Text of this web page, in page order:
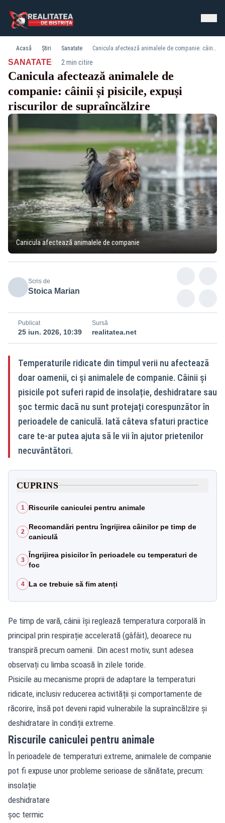
Acasă Știri Sanatate Canicula afectează animalele de companie: câinii și pisicile, expuși riscurilor de supraîncălzire
SANATATE· 2 min citire
Canicula afectează animalele de
companie: câinii și pisicile, expuși
riscurilor de supraîncălzire
Canicula afectează animalele de companie
Scris de
Stoica Marian
Publicat
25 iun. 2026, 10:39
Sursă
realitatea.net
Temperaturile ridicate din timpul verii nu afectează
doar oamenii, ci și animalele de companie. Câinii și
pisicile pot suferi rapid de insolație, deshidratare sau
șoc termic dacă nu sunt protejați corespunzător în
perioadele de caniculă. Iată câteva sfaturi practice
care te-ar putea ajuta să le vii în ajutor prietenilor
necuvântători.
CUPRINS
1 Riscurile caniculei pentru animale
2
Recomandări pentru îngrijirea câinilor pe timp de
caniculă
3
Îngrijirea pisicilor în perioadele cu temperaturi de
foc
4 La ce trebuie să fim atenți
Pe timp de vară, câinii își reglează temperatura corporală în
principal prin respirație accelerată (gâfâit), deoarece nu
transpiră precum oamenii. Din acest motiv, sunt adesea
observați cu limba scoasă în zilele toride.
Pisicile au mecanisme proprii de adaptare la temperaturi
ridicate, inclusiv reducerea activității și comportamente de
răcorire, însă pot deveni rapid vulnerabile la supraîncălzire și
deshidratare în condiții extreme.
Riscurile caniculei pentru animale
În perioadele de temperaturi extreme, animalele de companie
pot fi expuse unor probleme serioase de sănătate, precum:
insolație
deshidratare
șoc termic